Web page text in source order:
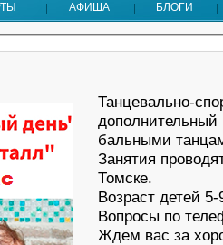
АФИША БЛОГИ
Танцевально-
бальными
Занятия
Томске.
Возраст детей 5-
Вопросы по
Ждем вас за